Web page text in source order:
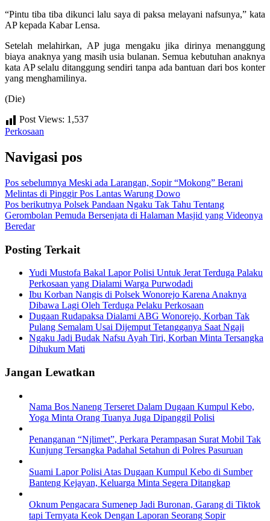
“Pintu tiba tiba dikunci lalu saya di paksa melayani nafsunya,” kata
AP kepada Kabar Lensa.
Setelah melahirkan, AP juga mengaku jika dirinya menanggung
biaya anaknya yang masih usia bulanan. Semua kebutuhan anaknya
kata AP selalu ditanggung sendiri tanpa ada bantuan dari bos konter
yang menghamilinya.
(Die)
Post Views: 1,537
Perkosaan
Navigasi pos
Pos sebelumnya Meski ada Larangan, Sopir “Mokong” Berani
Melintas di Pinggir Pos Lantas Warung Dowo
Pos berikutnya Polsek Pandaan Ngaku Tak Tahu Tentang
Gerombolan Pemuda Bersenjata di Halaman Masjid yang Videonya
Beredar
Posting Terkait
Yudi Mustofa Bakal Lapor Polisi Untuk Jerat Terduga Palaku
Perkosaan yang Dialami Warga Purwodadi
Ibu Korban Nangis di Polsek Wonorejo Karena Anaknya
Dibawa Lagi Oleh Terduga Pelaku Perkosaan
Dugaan Rudapaksa Dialami ABG Wonorejo, Korban Tak
Pulang Semalam Usai Dijemput Tetangganya Saat Ngaji
Ngaku Jadi Budak Nafsu Ayah Tiri, Korban Minta Tersangka
Dihukum Mati
Jangan Lewatkan
Nama Bos Naneng Terseret Dalam Dugaan Kumpul Kebo,
Yoga Minta Orang Tuanya Juga Dipanggil Polisi
Penanganan “Njlimet”, Perkara Perampasan Surat Mobil Tak
Kunjung Tersangka Padahal Setahun di Polres Pasuruan
Suami Lapor Polisi Atas Dugaan Kumpul Kebo di Sumber
Banteng Kejayan, Keluarga Minta Segera Ditangkap
Oknum Pengacara Sumenep Jadi Buronan, Garang di Tiktok
tapi Ternyata Keok Dengan Laporan Seorang Sopir